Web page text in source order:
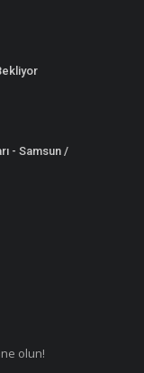
- Samsun /
olun!